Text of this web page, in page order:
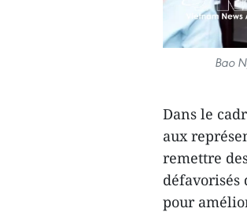
Bao
Dans le
aux
remettre
pour